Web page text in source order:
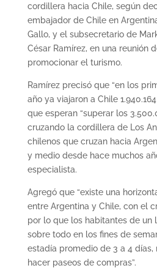
cordillera hacia Chile, según
embajador de Chile en
Gallo, y el subsecretario de
César Ramírez, en una reunión
promocionar el turismo.
Ramírez precisó que “en los
año ya viajaron a Chile
que esperan “superar los
cruzando la cordillera de Los
chilenos que cruzan hacia
y medio desde hace muchos
especialista.
Agregó que “existe una
entre Argentina y Chile, con el
por lo que los habitantes de un
sobre todo en los fines de
estadía promedio de 3 a 4 días,
hacer paseos de compras”.